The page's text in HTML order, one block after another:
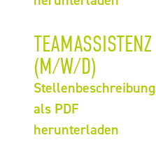
TEAMASSISTENZ
(M/W/D)
Stellenbeschreibung
als PDF
herunterladen